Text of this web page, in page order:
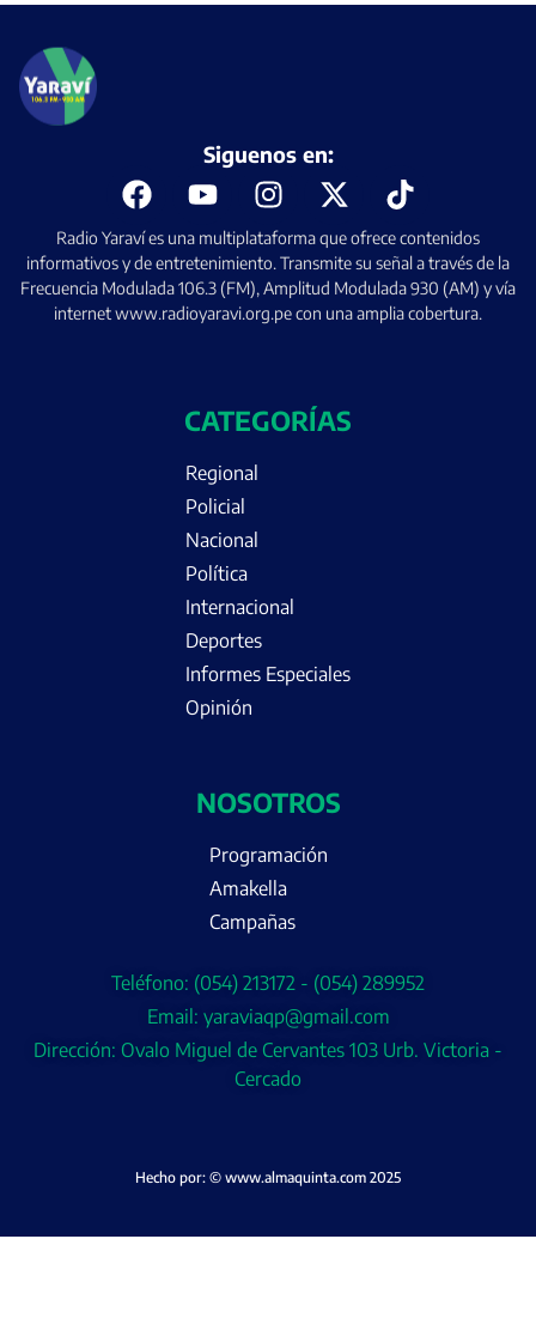
Radio Yaraví es una multiplataforma que ofrece contenidos
informativos y de entretenimiento. Transmite su señal a través de la
Frecuencia Modulada 106.3 (FM), Amplitud Modulada 930 (AM) y vía
internet www.radioyaravi.org.pe con una amplia cobertura.
Siguenos en:
CATEGORÍAS
Regional
Policial
Nacional
Política
Internacional
Deportes
Informes Especiales
Opinión
NOSOTROS
Programación
Amakella
Campañas
Teléfono: (054) 213172 - (054) 289952
Email: yaraviaqp@gmail.com
Dirección: Ovalo Miguel de Cervantes 103 Urb. Victoria -
Cercado
Hecho por: © www.almaquinta.com 2025